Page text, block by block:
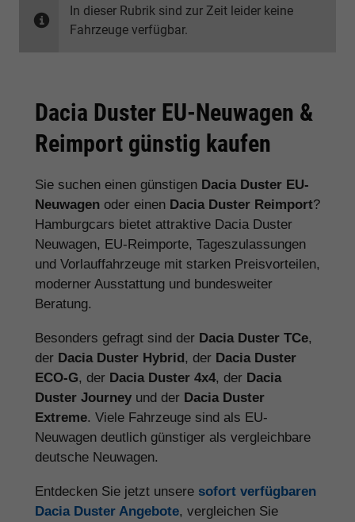
In dieser Rubrik sind zur Zeit leider keine
Fahrzeuge verfügbar.
Dacia Duster EU-Neuwagen &
Reimport günstig kaufen
Sie suchen einen günstigen Dacia Duster EU-
Neuwagen oder einen Dacia Duster Reimport?
Hamburgcars bietet attraktive Dacia Duster
Neuwagen, EU-Reimporte, Tageszulassungen
und Vorlauffahrzeuge mit starken Preisvorteilen,
moderner Ausstattung und bundesweiter
Beratung.
Besonders gefragt sind der Dacia Duster TCe,
der Dacia Duster Hybrid, der Dacia Duster
ECO-G, der Dacia Duster 4x4, der Dacia
Duster Journey und der Dacia Duster
Extreme. Viele Fahrzeuge sind als EU-
Neuwagen deutlich günstiger als vergleichbare
deutsche Neuwagen.
Entdecken Sie jetzt unsere sofort verfügbaren
Dacia Duster Angebote, vergleichen Sie